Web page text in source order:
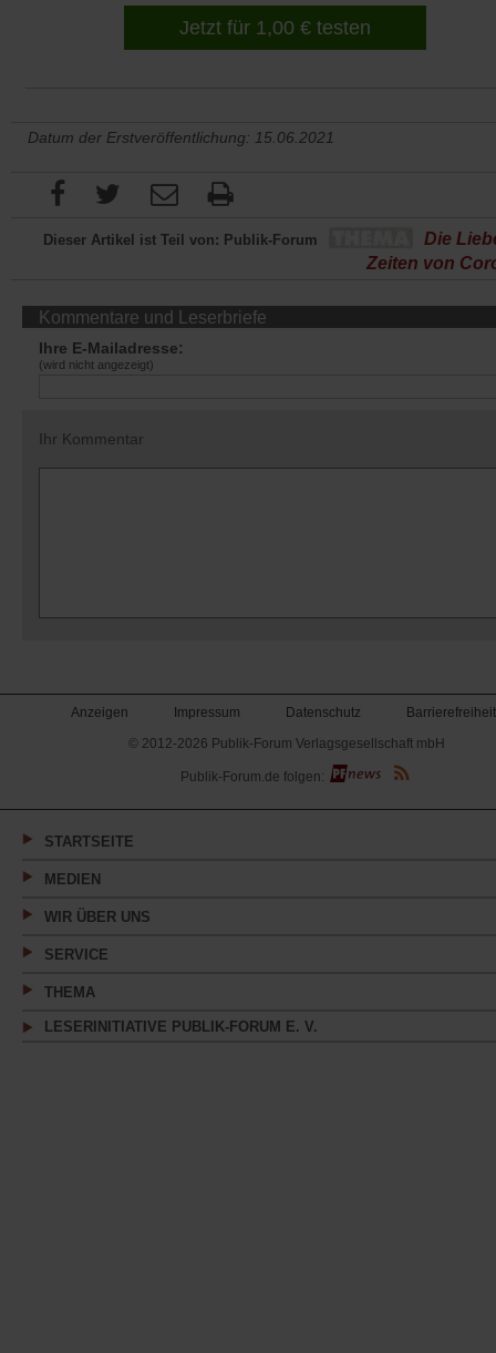
Jetzt für 1,00 € testen
Datum der Erstveröffentlichung: 15.06.2021
Dieser Artikel ist Teil von: Publik-Forum
Die
Zeiten von
Kommentare und Leserbriefe
Ihre E-Mailadresse:
(wird nicht angezeigt)
Ihr Kommentar
Anzeigen Impressum Datenschutz
Barrierefreiheit
© 2012-2026 Publik-Forum Verlagsgesellschaft mbH
(Öffnet
in
neuen
Publik-Forum.de folgen:
STARTSEITE
MEDIEN
WIR ÜBER UNS
SERVICE
THEMA
LESERINITIATIVE PUBLIK-FORUM E. V.